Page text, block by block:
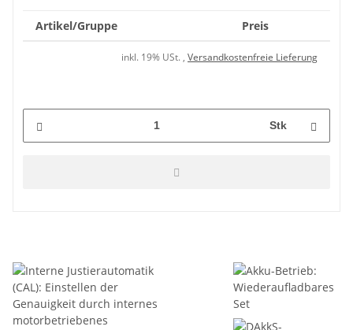
Artikel/Gruppe Preis
inkl. 19% USt. , Versandkostenfreie Lieferung
Stk